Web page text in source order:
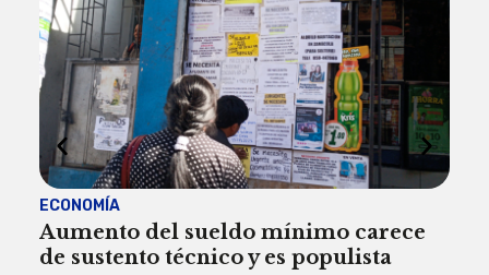
ECONOMÍA
Aumento del sueldo mínimo carece
de sustento técnico y es populista